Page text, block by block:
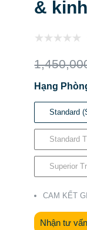
&
Hạng
Standard
Standard
Superior
CAM KẾT
Nhận tư